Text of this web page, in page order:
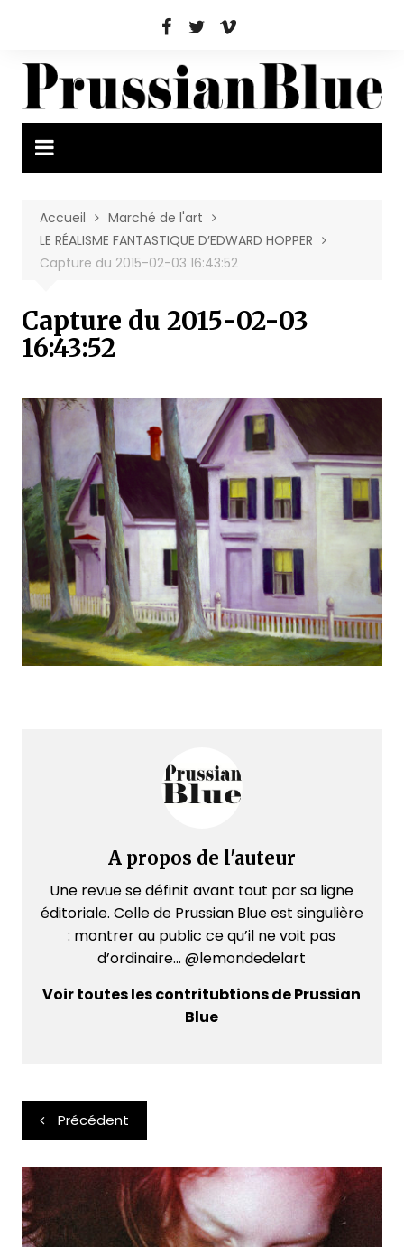
Accueil
Marché de l'art
LE RÉALISME FANTASTIQUE D’EDWARD HOPPER
Capture du 2015-02-03 16:43:52
Capture du 2015-02-03
16:43:52
A propos de l'auteur
Une revue se définit avant tout par sa ligne
éditoriale. Celle de Prussian Blue est singulière
: montrer au public ce qu’il ne voit pas
d’ordinaire... @lemondedelart
Voir toutes les contritubtions de Prussian
Blue
Navigation
de
l’article
Précédent